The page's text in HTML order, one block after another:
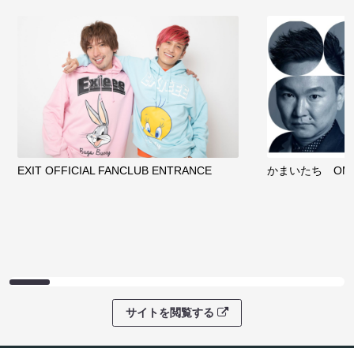
EXIT OFFICIAL FANCLUB ENTRANCE かまいたち
サイトを閲覧する